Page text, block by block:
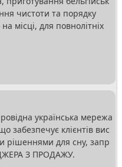
чистоти та порядку
місці, для повнолітніх
українська мережа
забезпечує клієнтів вис
рішеннями для сну, запр
З ПРОДАЖУ.